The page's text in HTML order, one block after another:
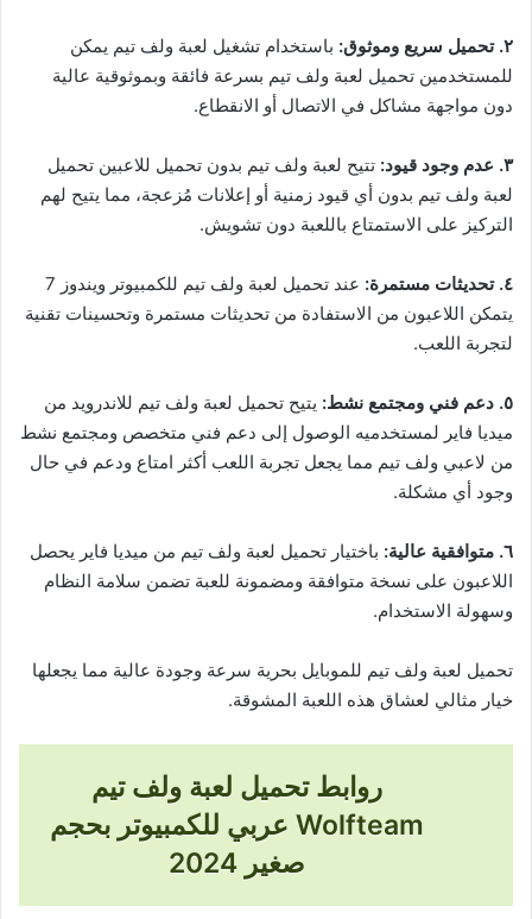
٢. تحميل سريع وموثوق:
باستخدام تشغيل لعبة ولف تيم يمكن
للمستخدمين تحميل لعبة ولف تيم بسرعة فائقة وبموثوقية عالية
دون مواجهة مشاكل في الاتصال أو الانقطاع.
٣. عدم وجود قيود:
تتيح لعبة ولف تيم بدون تحميل للاعبين تحميل
لعبة ولف تيم بدون أي قيود زمنية أو إعلانات مُزعجة، مما يتيح لهم
التركيز على الاستمتاع باللعبة دون تشويش.
٤. تحديثات مستمرة:
عند تحميل لعبة ولف تيم للكمبيوتر ويندوز 7
يتمكن اللاعبون من الاستفادة من تحديثات مستمرة وتحسينات تقنية
لتجربة اللعب.
٥. دعم فني ومجتمع نشط:
يتيح تحميل لعبة ولف تيم للاندرويد من
ميديا فاير لمستخدميه الوصول إلى دعم فني متخصص ومجتمع نشط
من لاعبي ولف تيم مما يجعل تجربة اللعب أكثر امتاع ودعم في حال
وجود أي مشكلة.
٦. متوافقية عالية:
باختيار تحميل لعبة ولف تيم من ميديا فاير يحصل
اللاعبون على نسخة متوافقة ومضمونة للعبة تضمن سلامة النظام
وسهولة الاستخدام.
تحميل لعبة ولف تيم للموبايل بحرية سرعة وجودة عالية مما يجعلها
خيار مثالي لعشاق هذه اللعبة المشوقة.
روابط تحميل لعبة ولف تيم
Wolfteam عربي للكمبيوتر بحجم
صغير 2024